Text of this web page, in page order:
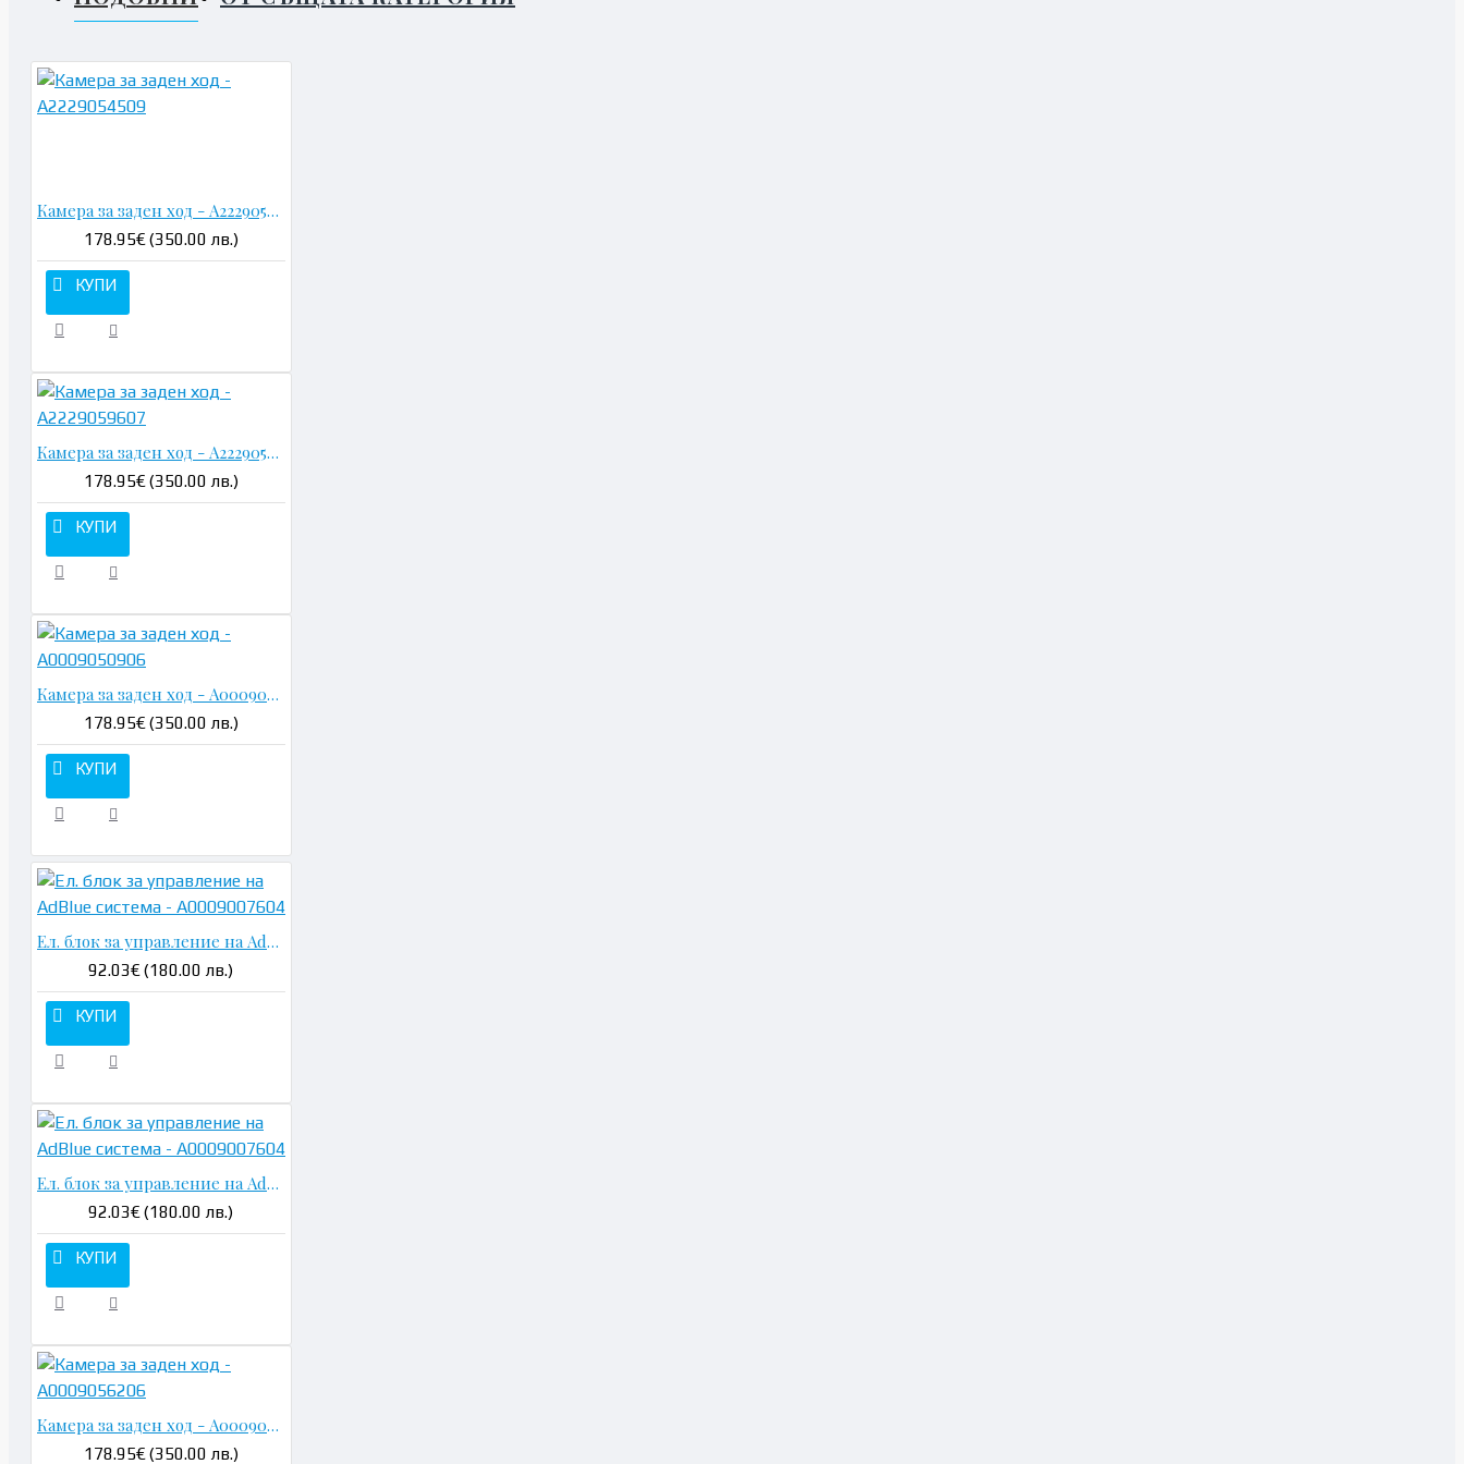
Камера за заден ход - A2229054509
178.95€ (350.00 лв.)
КУПИ
Камера за заден ход - A2229059607
178.95€ (350.00 лв.)
КУПИ
Камера за заден ход - A0009050906
178.95€ (350.00 лв.)
КУПИ
Ел. блок за управление на AdBlue система - A0009007604
92.03€ (180.00 лв.)
КУПИ
Ел. блок за управление на AdBlue система - A0009007604
92.03€ (180.00 лв.)
КУПИ
Камера за заден ход - A0009056206
178.95€ (350.00 лв.)